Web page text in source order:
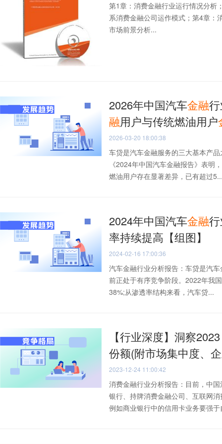
第1章：消费金融行业运行情况分析
系消费金融公司运作模式；第4章：
市场前景分析...
2026年中国汽车金融
融用户与传统燃油用户
2026-03-20 18:00:38
车贷是汽车金融服务的三大基本产
《2024年中国汽车金融报告》表明
燃油用户存在显著差异，已有超过
2024年中国汽车金融
率持续提高【组图】
2024-02-16 17:00:36
汽车金融行业分析报告：车贷是汽
前正处于有序竞争阶段。2022年我
38%;从渗透率结构来看，汽车贷...
【行业深度】洞察
份额(附市场集中度、
2023-12-24 11:00:42
消费金融行业分析报告：目前，中
银行、持牌消费金融公司、互联网
例如商业银行中的信用卡业务要强